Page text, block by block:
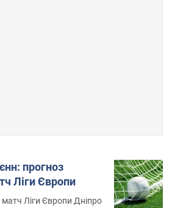
прогноз
Ліги Європи
Ліги Європи Дніпро